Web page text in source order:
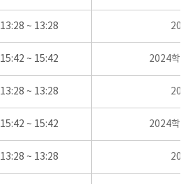
13:28 ~ 13:28
15:42 ~ 15:42 2024학
13:28 ~ 13:28
15:42 ~ 15:42 2024학
13:28 ~ 13:28